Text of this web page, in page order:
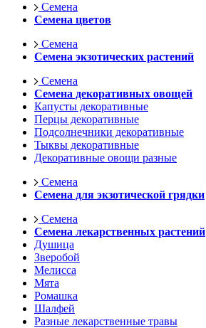
Семена
Семена цветов
Семена
Семена экзотических растений
Семена
Семена декоративных овощей
Капусты декоративные
Перцы декоративные
Подсолнечники декоративные
Тыквы декоративные
Декоративные овощи разные
Семена
Семена для экзотической грядки
Семена
Семена лекарственных растений
Душица
Зверобой
Мелисса
Мята
Ромашка
Шалфей
Разные лекарственные травы